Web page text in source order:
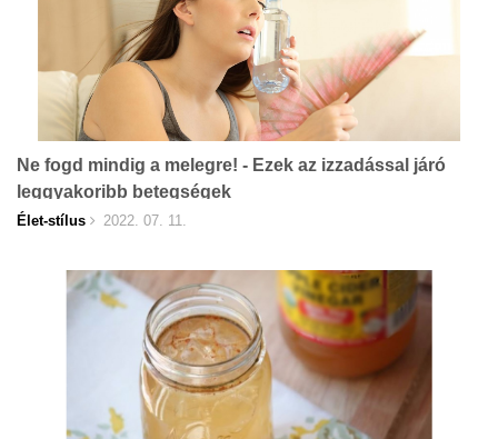
Ne fogd mindig a melegre! - Ezek az izzadással járó
leggyakoribb betegségek
Élet-stílus 2022. 07. 11.